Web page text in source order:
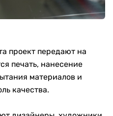
проект передают на
печать, нанесение
материалов и
качества.